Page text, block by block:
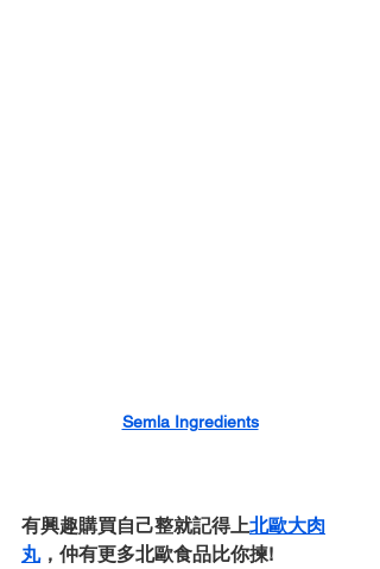
Semla Ingredients
有興趣購買自己整就記得上北歐大肉
丸，仲有更多北歐食品比你揀!